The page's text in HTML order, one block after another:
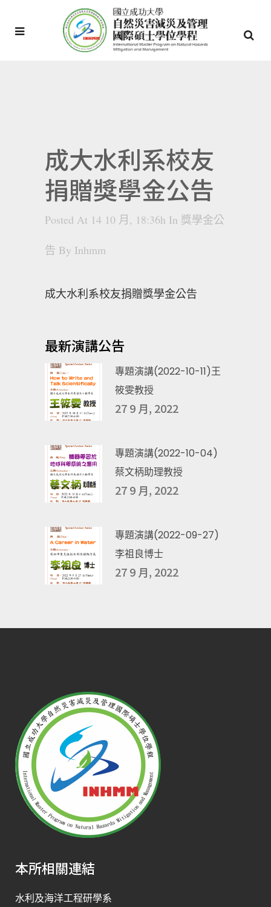
成大水利系校友
捐贈獎學金公告
Posted At 14 10 月, 18:36h In 獎學金公
告 By Inhmm
成大水利系校友捐贈獎學金公告
最新演講公告
專題演講(2022-10-11)王
筱雯教授
27 9 月, 2022
專題演講(2022-10-04)
蔡文柄助理教授
27 9 月, 2022
專題演講(2022-09-27)
李祖良博士
27 9 月, 2022
本所相關連結
水利及海洋工程研學系